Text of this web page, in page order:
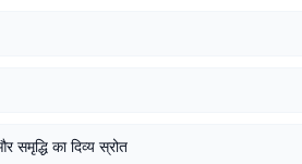
समृद्धि का दिव्य स्रोत